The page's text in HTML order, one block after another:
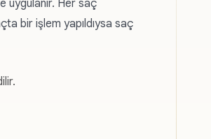
uygulanır. Her saç
bir işlem yapıldıysa saç